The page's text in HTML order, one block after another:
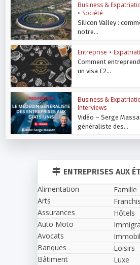
Business &
• Société
Silicon Valley :
notre...
Entreprise •
Comment
un visa E2...
Business &
Interviews
Vidéo – Serge
généraliste des...
ENTREPRISES AUX
Alimentation
Arts
Assurances
Auto Moto
Avocats
Banques
Bâtiment
Famille
Hôtels
Loisirs
Luxe